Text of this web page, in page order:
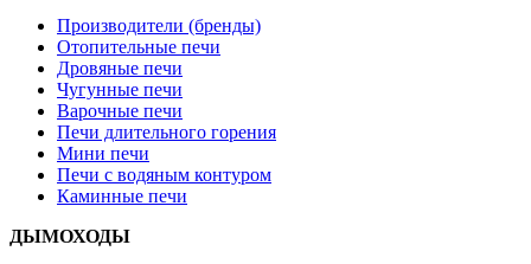
Производители (бренды)
Отопительные печи
Дровяные печи
Чугунные печи
Варочные печи
Печи длительного горения
Мини печи
Печи с водяным контуром
Каминные печи
ДЫМОХОДЫ